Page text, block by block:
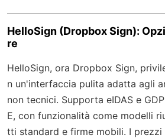
HelloSign (Dropbox Sign):
re
HelloSign, ora Dropbox Sign,
n un'interfaccia pulita adatta agli
non tecnici. Supporta eIDAS e
E, con funzionalità come modelli
tti standard e firme mobili. I